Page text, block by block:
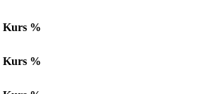
Kurs %
Kurs %